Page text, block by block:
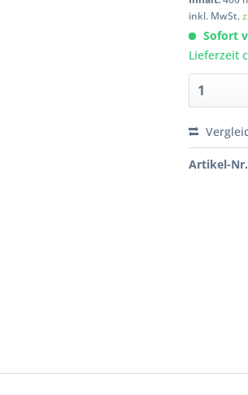
inkl. MwSt.
Sofort
Lieferzeit
Artikel-